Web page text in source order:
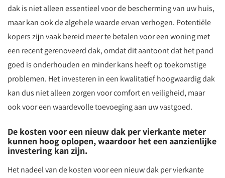
dak is niet alleen essentieel voor de bescherming van uw huis,
maar kan ook de algehele waarde ervan verhogen. Potentiële
kopers zijn vaak bereid meer te betalen voor een woning met
een recent gerenoveerd dak, omdat dit aantoont dat het pand
goed is onderhouden en minder kans heeft op toekomstige
problemen. Het investeren in een kwalitatief hoogwaardig dak
kan dus niet alleen zorgen voor comfort en veiligheid, maar
ook voor een waardevolle toevoeging aan uw vastgoed.
De kosten voor een nieuw dak per vierkante meter
kunnen hoog oplopen, waardoor het een aanzienlijke
investering kan zijn.
Het nadeel van de kosten voor een nieuw dak per vierkante